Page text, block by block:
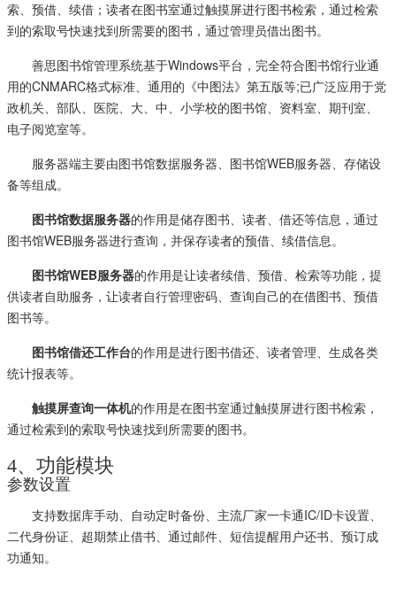
索、预借、续借；读者在图书室通过触摸屏进行图书检索，通过检索
到的索取号快速找到所需要的图书，通过管理员借出图书。
善思图书馆管理系统基于Windows平台，完全符合图书馆行业通
用的CNMARC格式标准、通用的《中图法》第五版等;已广泛应用于党
政机关、部队、医院、大、中、小学校的图书馆、资料室、期刊室、
电子阅览室等。
服务器端主要由图书馆数据服务器、图书馆WEB服务器、存储设
备等组成。
图书馆数据服务器的作用是储存图书、读者、借还等信息，通过
图书馆WEB服务器进行查询，并保存读者的预借、续借信息。
图书馆WEB服务器的作用是让读者续借、预借、检索等功能，提
供读者自助服务，让读者自行管理密码、查询自己的在借图书、预借
图书等。
图书馆借还工作台的作用是进行图书借还、读者管理、生成各类
统计报表等。
触摸屏查询一体机的作用是在图书室通过触摸屏进行图书检索，
通过检索到的索取号快速找到所需要的图书。
4、功能模块
参数设置
支持数据库手动、自动定时备份、主流厂家一卡通IC/ID卡设置、
二代身份证、超期禁止借书、通过邮件、短信提醒用户还书、预订成
功通知。